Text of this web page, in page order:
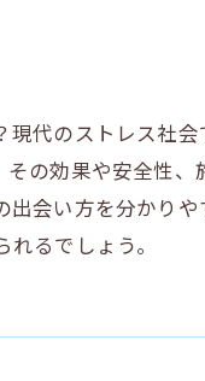
代のストレス社会
の効果や安全性、
出会い方を分かりや
るでしょう。